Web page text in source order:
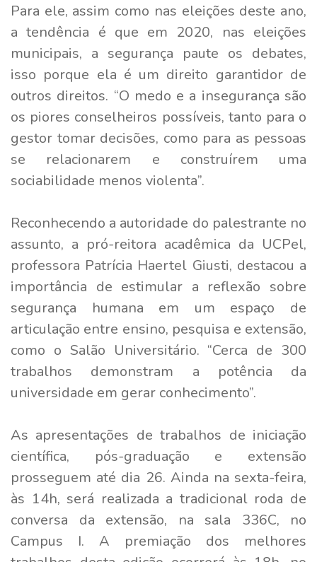
Para ele, assim como nas eleições deste ano,
a tendência é que em 2020, nas eleições
municipais, a segurança paute os debates,
isso porque ela é um direito garantidor de
outros direitos. “O medo e a insegurança são
os piores conselheiros possíveis, tanto para o
gestor tomar decisões, como para as pessoas
se relacionarem e construírem uma
sociabilidade menos violenta”.
Reconhecendo a autoridade do palestrante no
assunto, a pró-reitora acadêmica da UCPel,
professora Patrícia Haertel Giusti, destacou a
importância de estimular a reflexão sobre
segurança humana em um espaço de
articulação entre ensino, pesquisa e extensão,
como o Salão Universitário. “Cerca de 300
trabalhos demonstram a potência da
universidade em gerar conhecimento”.
As apresentações de trabalhos de iniciação
científica, pós-graduação e extensão
prosseguem até dia 26. Ainda na sexta-feira,
às 14h, será realizada a tradicional roda de
conversa da extensão, na sala 336C, no
Campus I. A premiação dos melhores